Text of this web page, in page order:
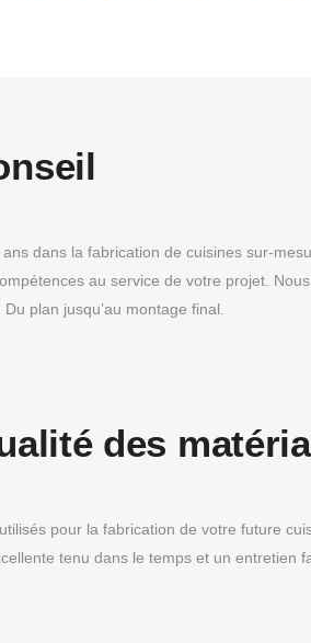
dans la fabrication de cuisines sur-
au service de votre projet.
plan jusqu’au montage final.
des
pour la fabrication de votre future
tenu dans le temps et un entretien